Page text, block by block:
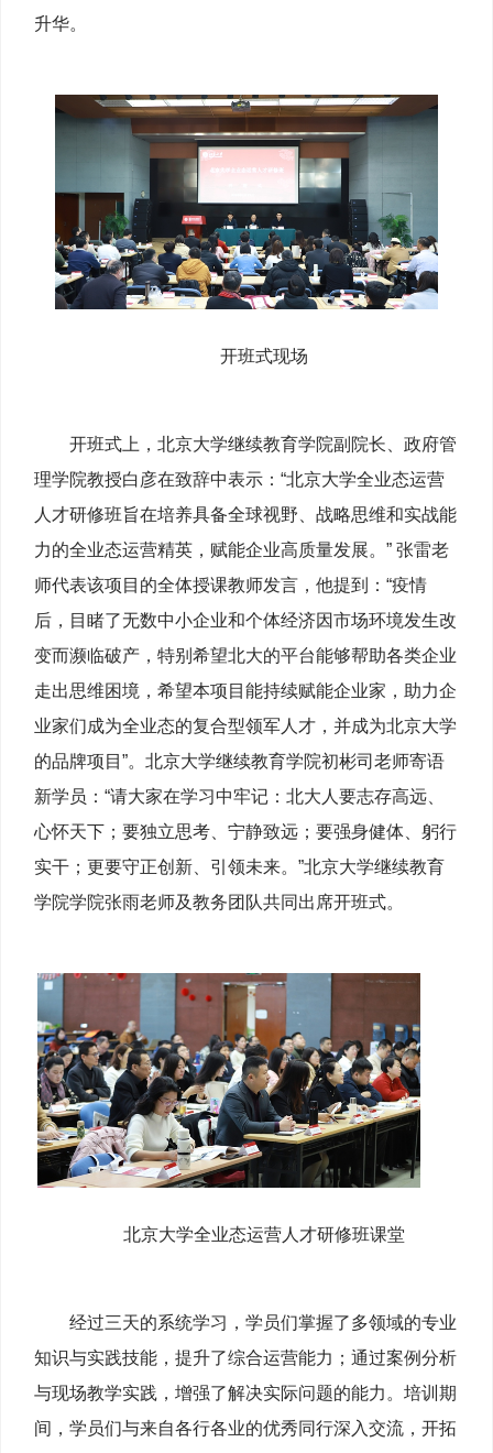
升华。
开班式现场
开班式上，北京大学继续教育学院副院长、政府管
理学院教授白彦在致辞中表示：“北京大学全业态运营
人才研修班旨在培养具备全球视野、战略思维和实战能
力的全业态运营精英，赋能企业高质量发展。” 张雷老
师代表该项目的全体授课教师发言，他提到：“疫情
后，目睹了无数中小企业和个体经济因市场环境发生改
变而濒临破产，特别希望北大的平台能够帮助各类企业
走出思维困境，希望本项目能持续赋能企业家，助力企
业家们成为全业态的复合型领军人才，并成为北京大学
的品牌项目”。北京大学继续教育学院初彬司老师寄语
新学员：“请大家在学习中牢记：北大人要志存高远、
心怀天下；要独立思考、宁静致远；要强身健体、躬行
实干；更要守正创新、引领未来。”北京大学继续教育
学院学院张雨老师及教务团队共同出席开班式。
北京大学全业态运营人才研修班课堂
经过三天的系统学习，学员们掌握了多领域的专业
知识与实践技能，提升了综合运营能力；通过案例分析
与现场教学实践，增强了解决实际问题的能力。培训期
间，学员们与来自各行各业的优秀同行深入交流，开拓